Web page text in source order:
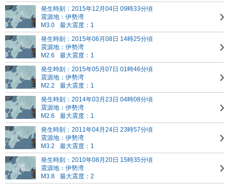
発生時刻：2015年12月04日 09時33分頃
震源地：伊勢湾
M3.0
最大震度：1
発生時刻：2015年06月08日 14時25分頃
震源地：伊勢湾
M2.6
最大震度：1
発生時刻：2015年05月07日 01時46分頃
震源地：伊勢湾
M2.2
最大震度：1
発生時刻：2014年03月23日 04時08分頃
震源地：伊勢湾
M2.6
最大震度：1
発生時刻：2011年04月24日 23時57分頃
震源地：伊勢湾
M3.2
最大震度：1
発生時刻：2010年08月20日 15時35分頃
震源地：伊勢湾
M3.8
最大震度：2